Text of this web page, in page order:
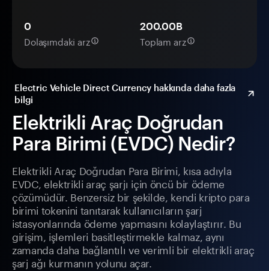
Elektrikli Araç Doğrudan
Para Birimi (EVDC) Nedir?
Elektrikli Araç Doğrudan Para Birimi, kısa adıyla
EVDC, elektrikli araç şarjı için öncü bir ödeme
çözümüdür. Benzersiz bir şekilde, kendi kripto para
birimi tokenini tanıtarak kullanıcıların şarj
istasyonlarında ödeme yapmasını kolaylaştırır. Bu
girişim, işlemleri basitleştirmekle kalmaz, aynı
zamanda daha bağlantılı ve verimli bir elektrikli araç
şarj ağı kurmanın yolunu açar.
0
Dolaşımdaki arz
200.00B
Toplam arz
Electric Vehicle Direct Currency hakkında daha fazla
bilgi